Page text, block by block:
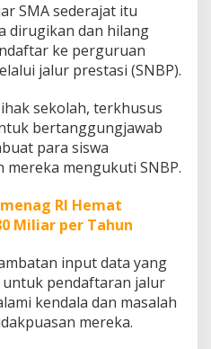
SMA sederajat itu
dirugikan dan hilang
ke perguruan
jalur prestasi (SNBP).
sekolah, terkhusus
bertanggungjawab
para siswa
mengukuti SNBP.
RI Hemat
Miliar per Tahun
input data yang
pendaftaran jalur
kendala dan masalah
mereka.